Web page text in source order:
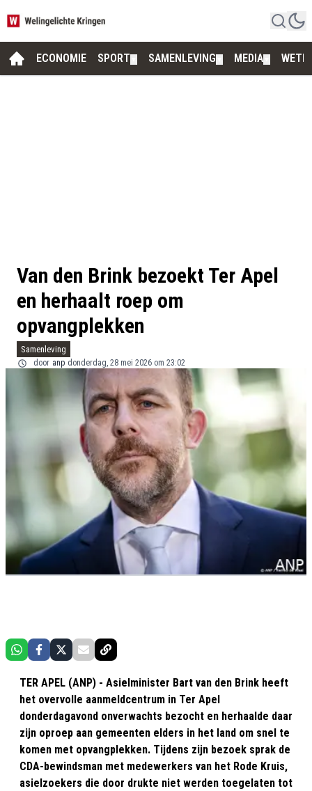
ECONOMIE SPORT SAMENLEVING MEDIA
Van den Brink bezoekt Ter Apel
en herhaalt roep om
opvangplekken
Samenleving
door anp donderdag, 28 mei 2026 om 23:02
TER APEL (ANP) - Asielminister Bart van den Brink heeft
het overvolle aanmeldcentrum in Ter Apel
donderdagavond onverwachts bezocht en herhaalde daar
zijn oproep aan gemeenten elders in het land om snel te
komen met opvangplekken. Tijdens zijn bezoek sprak de
CDA-bewindsman met medewerkers van het Rode Kruis,
asielzoekers die door drukte niet werden toegelaten tot